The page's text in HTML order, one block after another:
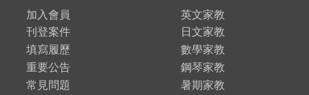
加入會員
刊登案件
填寫履歷
重要公告
常見問題
英文家教
日文家教
數學家教
鋼琴家教
暑期家教